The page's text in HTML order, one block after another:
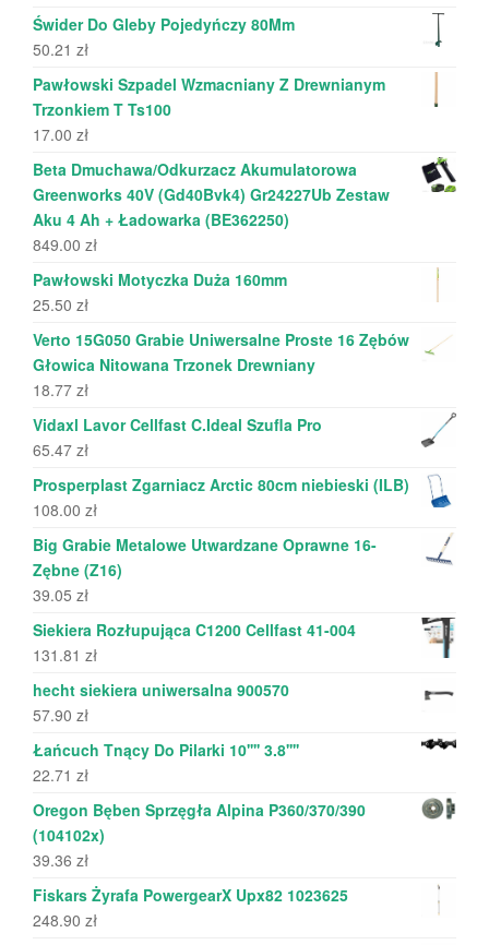
Świder Do Gleby Pojedyńczy 80Mm
50.21 zł
Pawłowski Szpadel Wzmacniany Z Drewnianym
Trzonkiem T Ts100
17.00 zł
Beta Dmuchawa/Odkurzacz Akumulatorowa
Greenworks 40V (Gd40Bvk4) Gr24227Ub Zestaw
Aku 4 Ah + Ładowarka (BE362250)
849.00 zł
Pawłowski Motyczka Duża 160mm
25.50 zł
Verto 15G050 Grabie Uniwersalne Proste 16 Zębów
Głowica Nitowana Trzonek Drewniany
18.77 zł
Vidaxl Lavor Cellfast C.Ideal Szufla Pro
65.47 zł
Prosperplast Zgarniacz Arctic 80cm niebieski (ILB)
108.00 zł
Big Grabie Metalowe Utwardzane Oprawne 16-
Zębne (Z16)
39.05 zł
Siekiera Rozłupująca C1200 Cellfast 41-004
131.81 zł
hecht siekiera uniwersalna 900570
57.90 zł
Łańcuch Tnący Do Pilarki 10'''' 3.8''''
22.71 zł
Oregon Bęben Sprzęgła Alpina P360/370/390
(104102x)
39.36 zł
Fiskars Żyrafa PowergearX Upx82 1023625
248.90 zł